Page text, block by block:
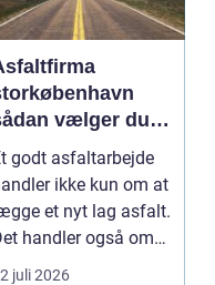
vælger du
rette
godt asfaltarbejde
ikke kun om at
et nyt lag asfalt.
handler også om
juli 2026